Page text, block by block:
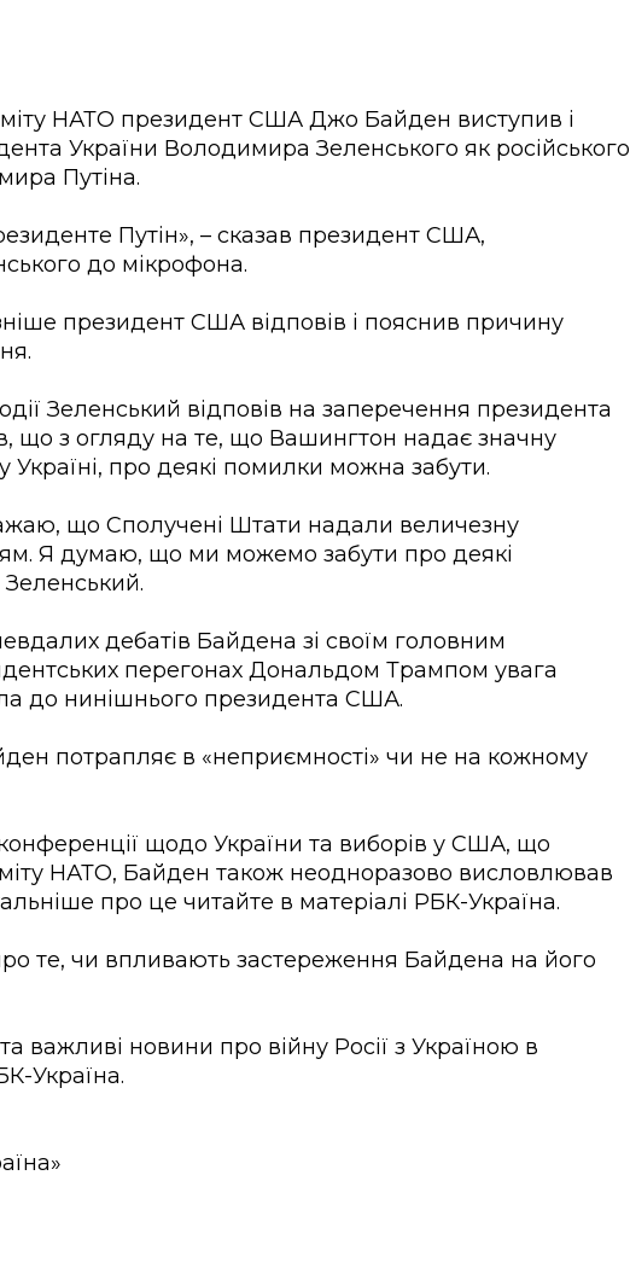
НАТО президент США Джо Байден виступив і
України Володимира Зеленського як російського
Путіна.
Путін», – сказав президент США,
до мікрофона.
президент США відповів і пояснив причину
Зеленський відповів на заперечення президента
що з огляду на те, що Вашингтон надає значну
Україні, про деякі помилки можна забути.
що Сполучені Штати надали величезну
Я думаю, що ми можемо забути про деякі
дебатів Байдена зі своїм головним
перегонах Дональдом Трампом увага
до нинішнього президента США.
потрапляє в «неприємності» чи не на кожному
щодо України та виборів у США, що
НАТО, Байден також неодноразово висловлював
про це читайте в матеріалі РБК-Україна.
те, чи впливають застереження Байдена на його
важливі новини про війну Росії з Україною в
Україна.